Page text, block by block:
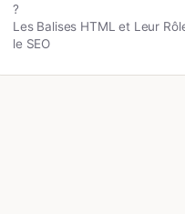
?
Les Balises HTML et Leur
le SEO